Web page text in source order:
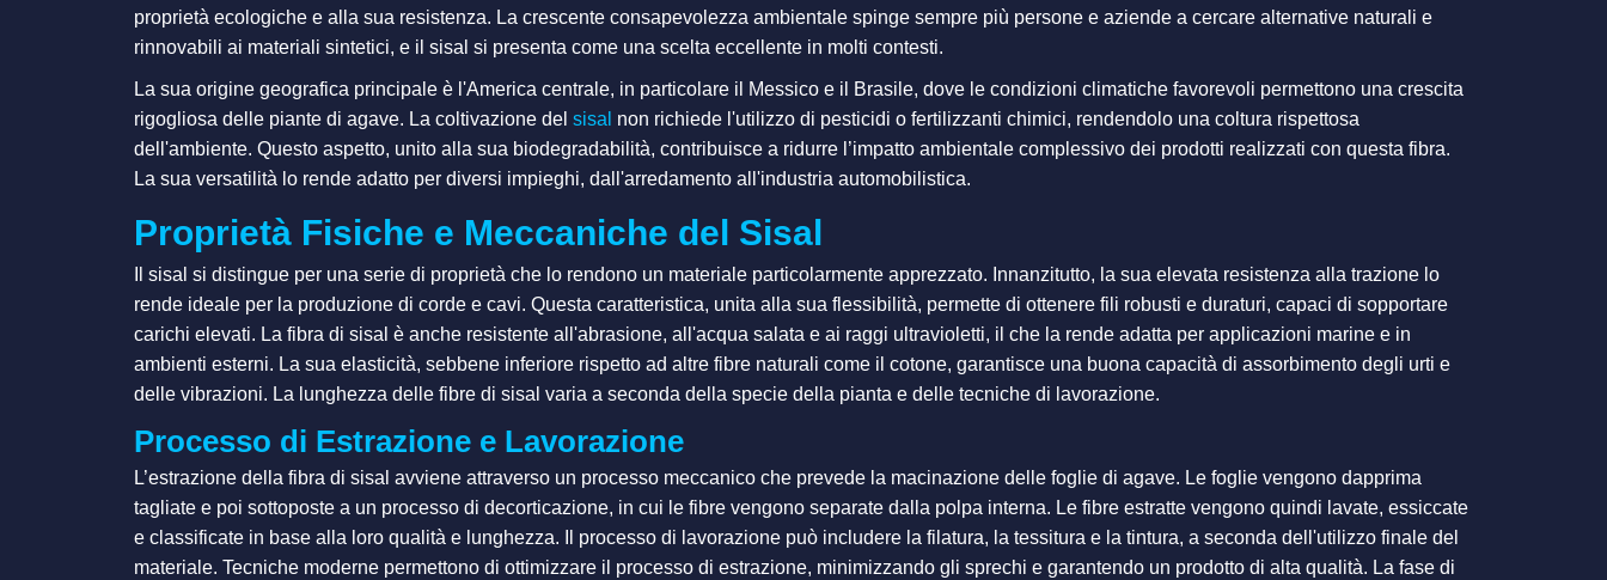
proprietà ecologiche e alla sua resistenza. La crescente consapevolezza ambientale spinge sempre più persone e aziende a cercare alternative naturali e
rinnovabili ai materiali sintetici, e il sisal si presenta come una scelta eccellente in molti contesti.
La sua origine geografica principale è l'America centrale, in particolare il Messico e il Brasile, dove le condizioni climatiche favorevoli permettono una crescita
rigogliosa delle piante di agave. La coltivazione del sisal non richiede l'utilizzo di pesticidi o fertilizzanti chimici, rendendolo una coltura rispettosa
dell'ambiente. Questo aspetto, unito alla sua biodegradabilità, contribuisce a ridurre l’impatto ambientale complessivo dei prodotti realizzati con questa fibra.
La sua versatilità lo rende adatto per diversi impieghi, dall'arredamento all'industria automobilistica.
Proprietà Fisiche e Meccaniche del Sisal
Il sisal si distingue per una serie di proprietà che lo rendono un materiale particolarmente apprezzato. Innanzitutto, la sua elevata resistenza alla trazione lo
rende ideale per la produzione di corde e cavi. Questa caratteristica, unita alla sua flessibilità, permette di ottenere fili robusti e duraturi, capaci di sopportare
carichi elevati. La fibra di sisal è anche resistente all'abrasione, all'acqua salata e ai raggi ultravioletti, il che la rende adatta per applicazioni marine e in
ambienti esterni. La sua elasticità, sebbene inferiore rispetto ad altre fibre naturali come il cotone, garantisce una buona capacità di assorbimento degli urti e
delle vibrazioni. La lunghezza delle fibre di sisal varia a seconda della specie della pianta e delle tecniche di lavorazione.
Processo di Estrazione e Lavorazione
L’estrazione della fibra di sisal avviene attraverso un processo meccanico che prevede la macinazione delle foglie di agave. Le foglie vengono dapprima
tagliate e poi sottoposte a un processo di decorticazione, in cui le fibre vengono separate dalla polpa interna. Le fibre estratte vengono quindi lavate, essiccate
e classificate in base alla loro qualità e lunghezza. Il processo di lavorazione può includere la filatura, la tessitura e la tintura, a seconda dell'utilizzo finale del
materiale. Tecniche moderne permettono di ottimizzare il processo di estrazione, minimizzando gli sprechi e garantendo un prodotto di alta qualità. La fase di